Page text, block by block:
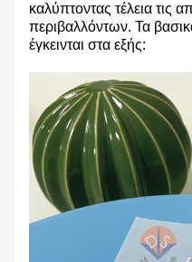
καλύπτοντας τέλεια τις
περιβαλλόντων. Τα
έγκεινται στα εξής: